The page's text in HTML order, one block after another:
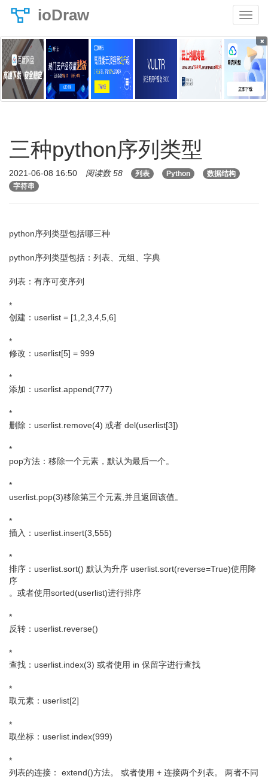
ioDraw
×
三种python序列类型
2021-06-08 16:50 阅读数 58 列表 Python
数据结构
字符串
python序列类型包括哪三种
python序列类型包括：列表、元组、字典
列表：有序可变序列
*
创建：userlist = [1,2,3,4,5,6]
*
修改：userlist[5] = 999
*
添加：userlist.append(777)
*
删除：userlist.remove(4) 或者 del(userlist[3])
*
pop方法：移除一个元素，默认为最后一个。
*
userlist.pop(3)移除第三个元素,并且返回该值。
*
插入：userlist.insert(3,555)
*
排序：userlist.sort() 默认为升序 userlist.sort(reverse=True)使用降
序
。或者使用sorted(userlist)进行排序
*
反转：userlist.reverse()
*
查找：userlist.index(3) 或者使用 in 保留字进行查找
*
取元素：userlist[2]
*
取坐标：userlist.index(999)
*
列表的连接： extend()方法。 或者使用 + 连接两个列表。 两者不同